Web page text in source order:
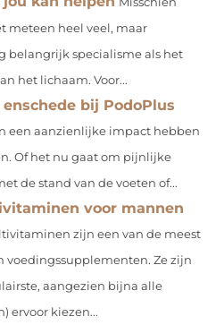
meteen heel veel, maar
belangrijk specialisme als het
het lichaam. Voor...
bij PodoPlus
een aanzienlijke impact hebben
Of het nu gaat om pijnlijke
de stand van de voeten of...
voor mannen
zijn een van de meest
voedingssupplementen. Ze zijn
aangezien bijna alle
ervoor kiezen...